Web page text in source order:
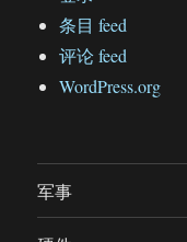
条目 feed
评论 feed
WordPress.org
军事